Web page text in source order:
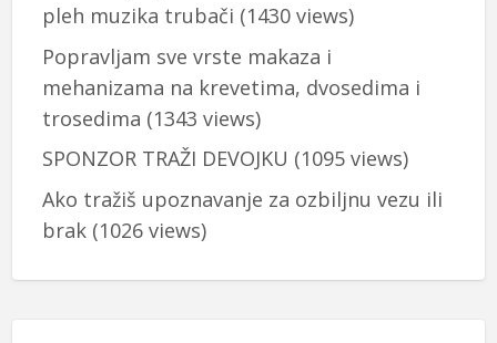
pleh muzika trubači (1430 views)
Popravljam sve vrste makaza i
mehanizama na krevetima, dvosedima i
trosedima (1343 views)
SPONZOR TRAŽI DEVOJKU (1095 views)
Ako tražiš upoznavanje za ozbiljnu vezu ili
brak(1026 views)